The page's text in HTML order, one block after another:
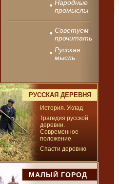
Народные
промыслы
Советуем
прочитать
Русская
мысль
РУССКАЯ ДЕРЕВНЯ
История. Уклад
Трагедия русской
деревни.
Современное
положение
Спасти деревню
МАЛЫЙ ГОРОД